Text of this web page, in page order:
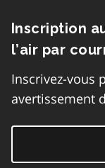
Inscription
l’air par
Inscrivez-vous
avertissement